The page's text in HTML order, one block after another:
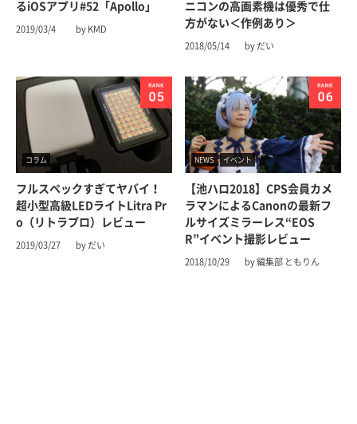
るiOSアプリ#52「Apollo」
2019/03/4 by KMD
ニコンの高画素機は優秀で仕
方がない＜作例あり＞
2018/05/14 by だい
コラム
フルスペックすぎてヤバイ！
超小型高級LEDライトLitra Pr
o（リトラプロ）レビュー
2019/03/27 by だい
NEWS イベント
【池ハロ2018】CPS会員カメ
ラマンによるCanonの最新フ
ルサイズミラーレス“EOS
R”イベント撮影レビュー
2018/10/29 by 編集部 ともりん